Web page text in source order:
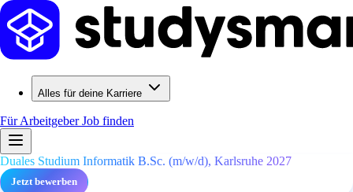
Alles für deine Karriere
Für ArbeitgeberJob finden
Duales Studium Informatik B.Sc. (m/w/d), Karlsruhe 2027
Jetzt bewerben